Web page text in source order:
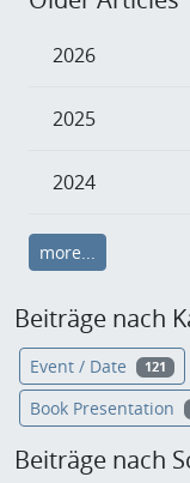
2026
2025
2024
more...
Beiträge nach
Event / Date 121
Book Presentation
Beiträge nach